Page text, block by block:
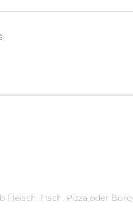
Fleisch, FIsch, Pizza oder